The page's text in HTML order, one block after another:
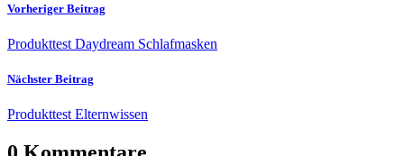
Vorheriger Beitrag
Produkttest Daydream Schlafmasken
Nächster Beitrag
Produkttest Elternwissen